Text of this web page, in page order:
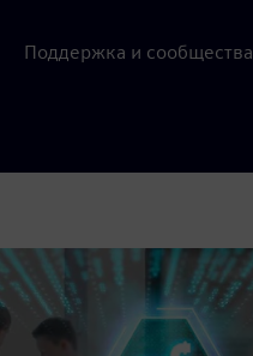
Поддержка и сообщества